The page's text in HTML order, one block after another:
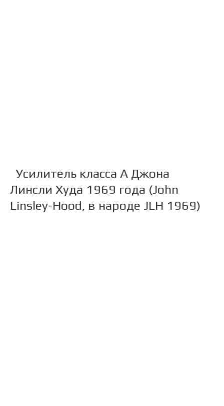
Усилитель класса А Джона
Линсли Худа 1969 года (John
Linsley-Hood, в народе JLH 1969)